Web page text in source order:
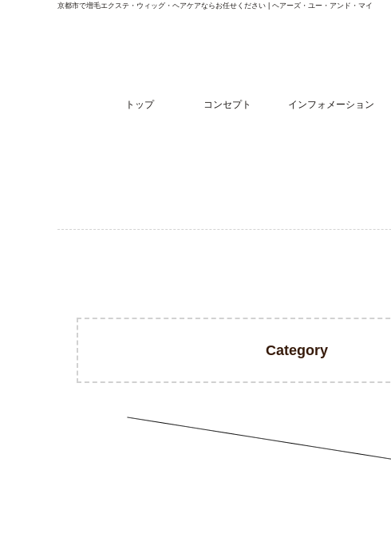
京都市で増毛エクステ・ウィッグ・ヘアケアならお任せください | ヘアーズ・ユー・アンド・マイ
トップ コンセプト インフォメーション
Category